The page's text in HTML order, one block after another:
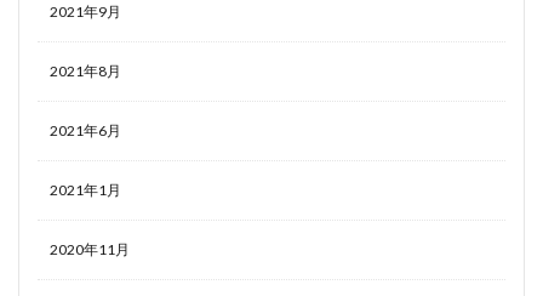
2021年9月
2021年8月
2021年6月
2021年1月
2020年11月